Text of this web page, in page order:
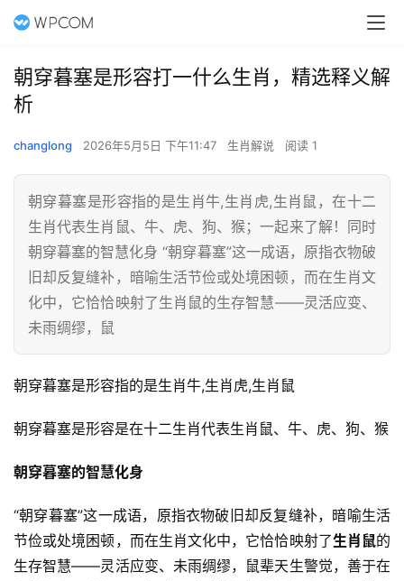
朝穿暮塞是形容打一什么生肖，精选释义解
析
changlong 2026年5月5日 下午11:47 生肖解说 阅读 1
朝穿暮塞是形容指的是生肖牛,生肖虎,生肖鼠，在十二
生肖代表生肖鼠、牛、虎、狗、猴；一起来了解！同时
朝穿暮塞的智慧化身 “朝穿暮塞”这一成语，原指衣物破
旧却反复缝补，暗喻生活节俭或处境困顿，而在生肖文
化中，它恰恰映射了生肖鼠的生存智慧——灵活应变、
未雨绸缪，鼠
朝穿暮塞是形容指的是生肖牛,生肖虎,生肖鼠
朝穿暮塞是形容是在十二生肖代表生肖鼠、牛、虎、狗、猴
朝穿暮塞的智慧化身
“朝穿暮塞”这一成语，原指衣物破旧却反复缝补，暗喻生活
节俭或处境困顿，而在生肖文化中，它恰恰映射了生肖鼠的
生存智慧——灵活应变、未雨绸缪，鼠辈天生警觉，善于在